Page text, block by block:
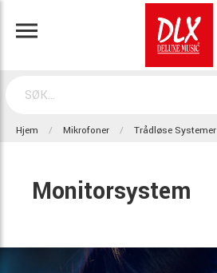
Hjem Mikrofoner Trådløse Systemer
Monitorsystem